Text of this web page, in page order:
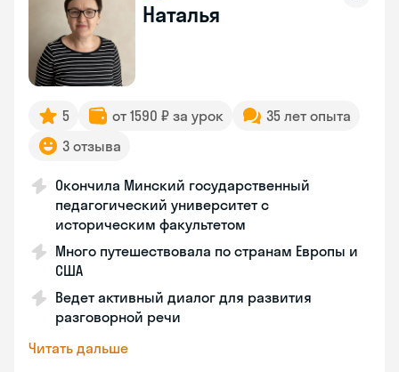
Наталья
5 от 1590 ₽ за урок
35 лет опыта
3 отзыва
Окончила Минский государственный
педагогический университет с
историческим факультетом
Много путешествовала по странам Европы и
США
Ведет активный диалог для развития
разговорной речи
Читать дальше